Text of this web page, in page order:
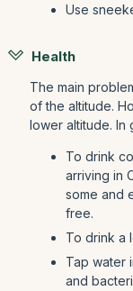
Use
Health
The main
of the altitude.
lower altitude. In
To drink
arriving in
some and
free.
To drink a
Tap water
and